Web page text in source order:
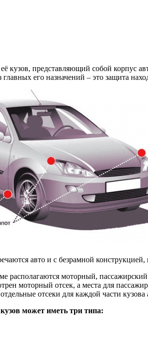
кузов, представляющий собой корпус
его назначений – это защита
авто и с безрамной
располагаются моторный,
моторный отсек, а места для
отсеки для каждой части
может иметь три типа: